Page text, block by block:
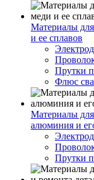
Материалы
и ее сплавов
Прутки
Флюс
Материалы
алюминия и
Прутки